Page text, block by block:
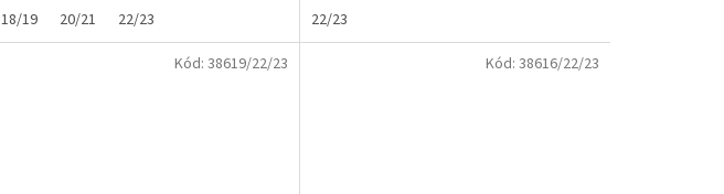
18/19
20/21 22/23
22/23
Kód: 38619/22/23 Kód: 38616/22/23